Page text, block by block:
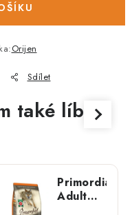
Orijen
Sdílet
také líbit
Primordial
Adult